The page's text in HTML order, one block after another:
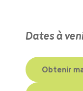
Dates à
Obtenir